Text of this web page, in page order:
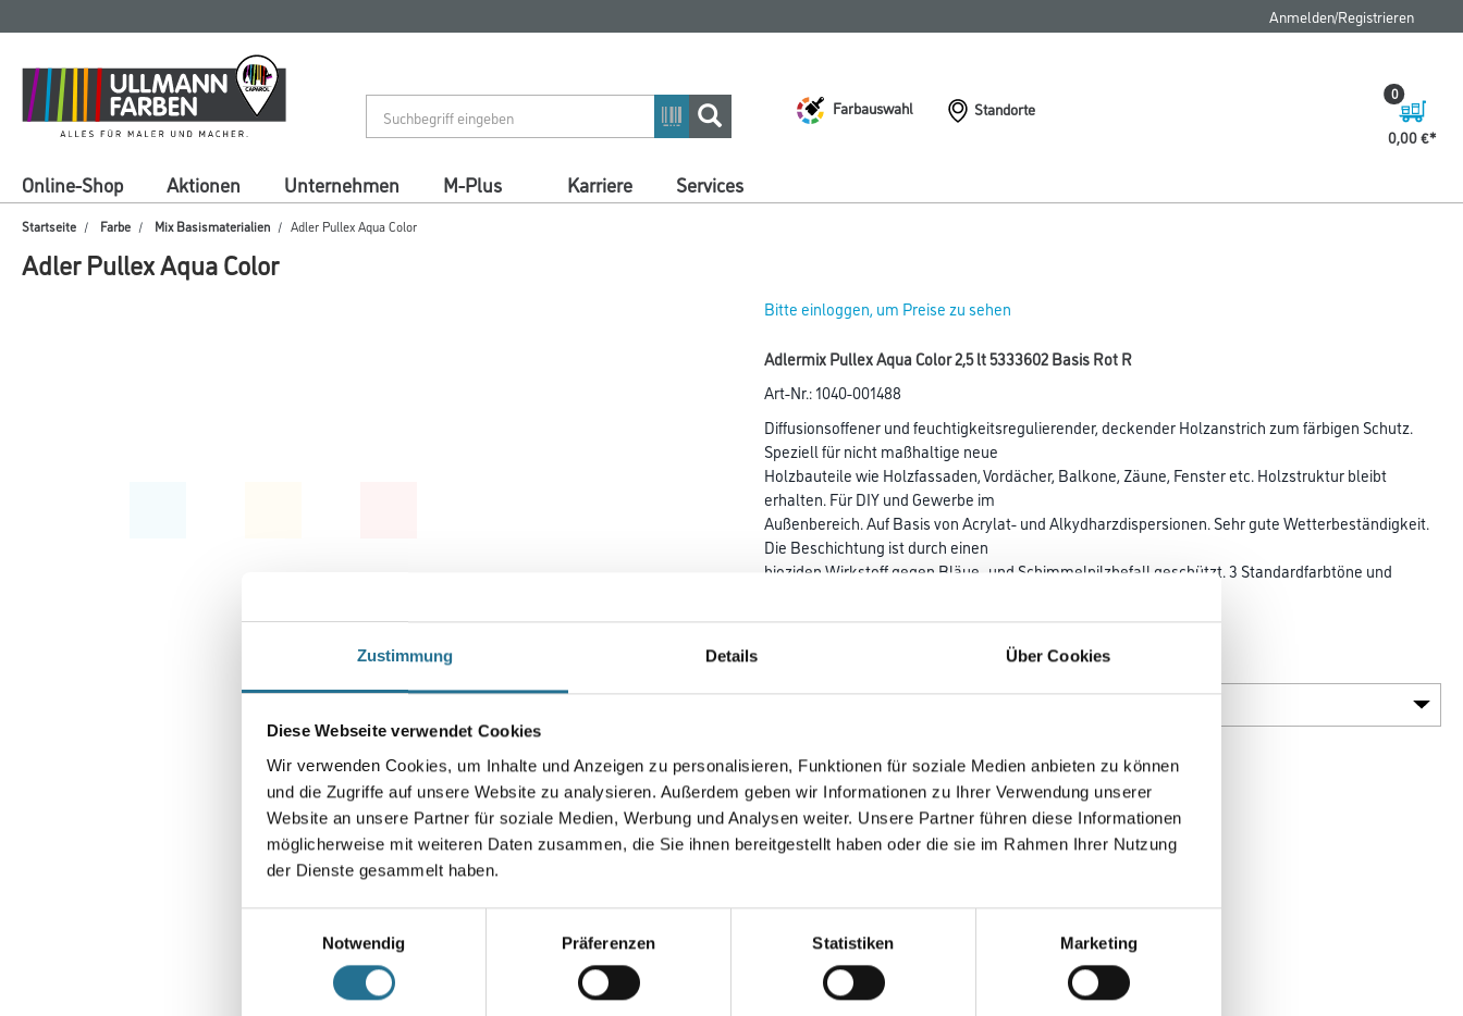
Zustimmung Details Über Cookies
Diese Webseite verwendet Cookies
Wir verwenden Cookies, um Inhalte und Anzeigen zu personalisieren, Funktionen für soziale Medien anbieten zu können
und die Zugriffe auf unsere Website zu analysieren. Außerdem geben wir Informationen zu Ihrer Verwendung unserer
Website an unsere Partner für soziale Medien, Werbung und Analysen weiter. Unsere Partner führen diese Informationen
möglicherweise mit weiteren Daten zusammen, die Sie ihnen bereitgestellt haben oder die sie im Rahmen Ihrer Nutzung
der Dienste gesammelt haben.
Notwendig
Präferenzen Statistiken Marketing
springen
springen
Anmelden/Registrieren
Farbauswahl
Standorte
0,00 €
0
Online-Shop Aktionen Unternehmen M-Plus Karriere Services
Startseite Farbe Mix Basismaterialien Adler Pullex Aqua Color
Adler Pullex Aqua Color
Bitte einloggen, um Preise zu sehen
Adlermix Pullex Aqua Color 2,5 lt 5333602 Basis Rot R
Art-Nr.:1040-001488
Diffusionsoffener und feuchtigkeitsregulierender, deckender Holzanstrich zum färbigen Schutz.
Speziell für nicht maßhaltige neue
Holzbauteile wie Holzfassaden, Vordächer, Balkone, Zäune, Fenster etc. Holzstruktur bleibt
erhalten. Für DIY und Gewerbe im
Außenbereich. Auf Basis von Acrylat- und Alkydharzdispersionen. Sehr gute Wetterbeständigkeit.
Die Beschichtung ist durch einen
bioziden Wirkstoff gegen Bläue- und Schimmelpilzbefall geschützt. 3 Standardfarbtöne und
C4Y-Farbmischsystem.
Zur Farbauswahl für Ihren
Wunschfarbton